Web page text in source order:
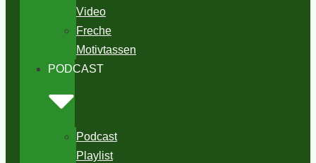
Video
Freche
Motivtassen
PODCAST
Podcast
Playlist